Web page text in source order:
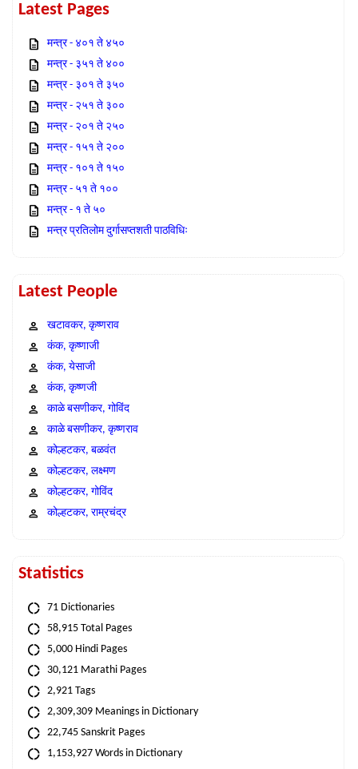
Latest Pages
मन्त्र - ४०१ ते ४५०
मन्त्र - ३५१ ते ४००
मन्त्र - ३०१ ते ३५०
मन्त्र - २५१ ते ३००
मन्त्र - २०१ ते २५०
मन्त्र - १५१ ते २००
मन्त्र - १०१ ते १५०
मन्त्र - ५१ ते १००
मन्त्र - १ ते ५०
मन्त्र प्रतिलोम दुर्गासप्तशती पाठविधिः
Latest People
खटावकर, कृष्णराव
कंक, कृष्णाजी
कंक, येसाजी
कंक, कृष्णजी
काळे बसणीकर, गोविंद
काळे बसणीकर, कृष्णराव
कोल्हटकर, बळवंत
कोल्हटकर, लक्ष्मण
कोल्हटकर, गोविंद
कोल्हटकर, राम्रचंद्र
Statistics
71 Dictionaries
58,915 Total Pages
5,000 Hindi Pages
30,121 Marathi Pages
2,921 Tags
2,309,309 Meanings in Dictionary
22,745 Sanskrit Pages
1,153,927 Words in Dictionary